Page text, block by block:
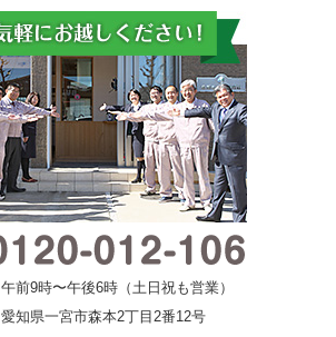
午前9時〜午後6時（土日祝も営業）
愛知県一宮市森本2丁目2番12号